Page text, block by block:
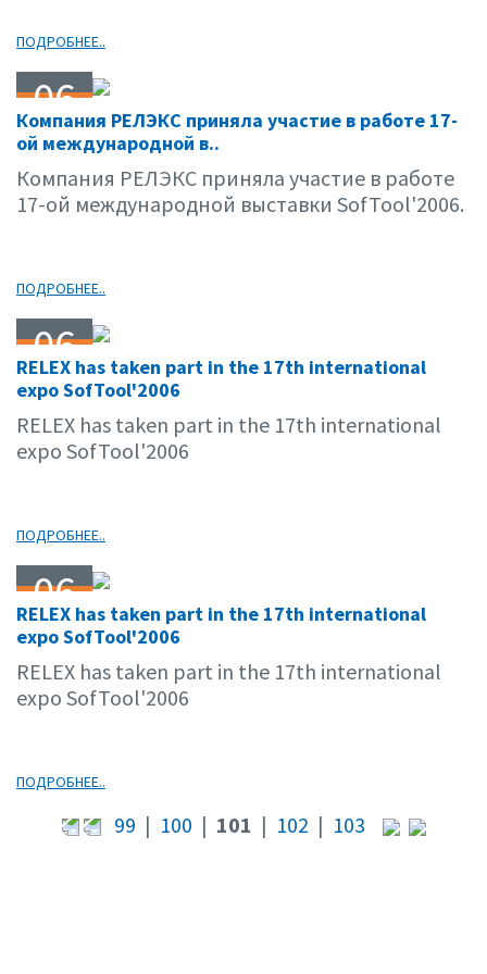
ПОДРОБНЕЕ..
06
10.06
Компания РЕЛЭКС приняла участие в работе 17-
ой международной в..
Компания РЕЛЭКС приняла участие в работе
17-ой международной выставки SofTool'2006.
ПОДРОБНЕЕ..
06
10.06
RELEX has taken part in the 17th international
expo SofTool'2006
RELEX has taken part in the 17th international
expo SofTool'2006
ПОДРОБНЕЕ..
06
10.06
RELEX has taken part in the 17th international
expo SofTool'2006
RELEX has taken part in the 17th international
expo SofTool'2006
ПОДРОБНЕЕ..
99 | 100 | 101 | 102 | 103